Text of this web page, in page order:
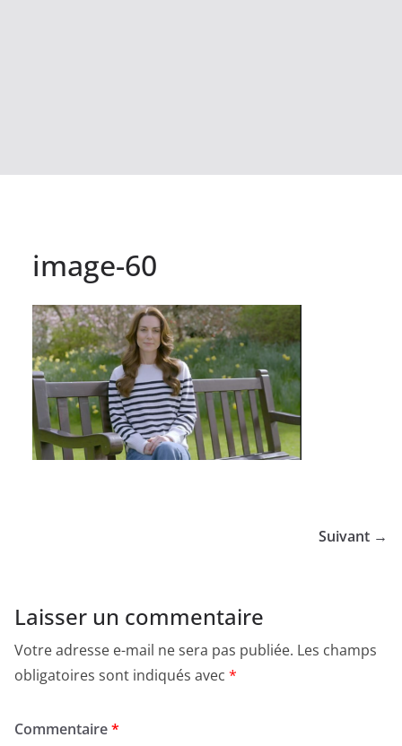
image-60
Suivant →
Laisser un commentaire
Votre adresse e-mail ne sera pas publiée. Les champs
obligatoires sont indiqués avec *
Commentaire*